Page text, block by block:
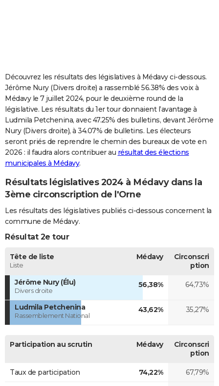
Carte de Noël
Carte Bonne année
Carte Saint-Valentin
Carte Pâques
Carte d'anniversaire
DICTIONNAIRE
Dictionnaire
Biographies
Citations
Expressions
Proverbes
PROGRAMME TV
COPAINS D'AVANT
S'inscrire
Se connecter
Lycées
Collèges
Primaires
Universités
Entreprises
Service militaire
Avis de recherche
AVIS DE DÉCÈS
Découvrez les résultats des législatives à Médavy ci-dessous.
Jérôme Nury (Divers droite) a rassemblé 56.38% des voix à
Médavy le 7 juillet 2024, pour le deuxième round de la
législative. Les résultats du 1er tour donnaient l’avantage à
Ludmila Petchenina, avec 47.25% des bulletins, devant Jérôme
Nury (Divers droite), à 34.07% de bulletins. Les électeurs
seront priés de reprendre le chemin des bureaux de vote en
2026 : il faudra alors contribuer au résultat des élections
municipales à Médavy.
Résultats législatives 2024 à Médavy dans la
3ème circonscription de l'Orne
Les résultats des législatives publiés ci-dessous concernent la
commune de Médavy.
Résultat 2e tour
Tête de liste
Liste
Médavy
Circonscri
ption
Jérôme Nury (Élu)
Divers droite
56,38% 64,73%
Ludmila Petchenina
Rassemblement National
43,62% 35,27%
Participation au scrutin Médavy
Circonscri
ption
Taux de participation 74,22% 67,79%